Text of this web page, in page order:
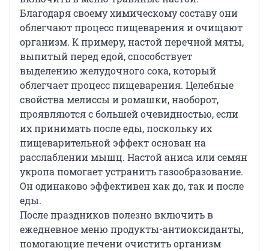
Благодаря своему химическому составу они
облегчают процесс пищеварения и очищают
организм. К примеру, настой перечной мяты,
выпитый перед едой, способствует
выделению желудочного сока, который
облегчает процесс пищеварения. Целебные
свойства мелиссы и ромашки, наоборот,
проявляются с большей очевидностью, если
их принимать после еды, поскольку их
пищеварительной эффект основан на
расслаблении мышц. Настой аниса или семян
укропа помогает устранить газообразование.
Он одинаково эффективен как до, так и после
еды.
После праздников полезно включить в
ежедневное меню продукты-антиоксиданты,
помогающие печени очистить организм